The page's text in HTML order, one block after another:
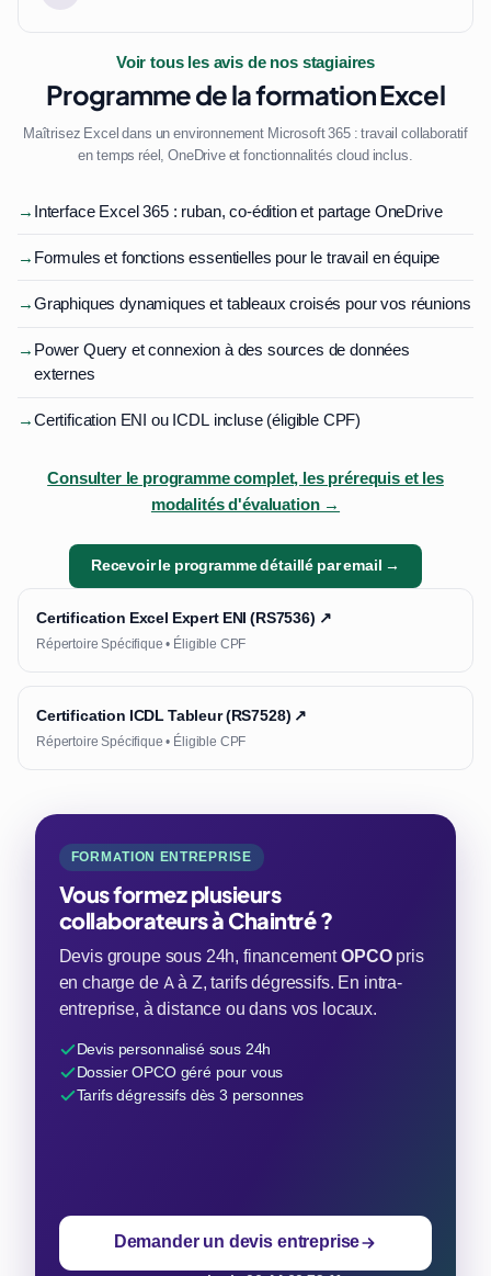
Voir tous les avis de nos stagiaires
Programme de la formation Excel
Maîtrisez Excel dans un environnement Microsoft 365 : travail collaboratif
en temps réel, OneDrive et fonctionnalités cloud inclus.
→ Interface Excel 365 : ruban, co-édition et partage OneDrive
→ Formules et fonctions essentielles pour le travail en équipe
→Graphiques dynamiques et tableaux croisés pour vos réunions
→ Power Query et connexion à des sources de données
externes
→Certification ENI ou ICDL incluse (éligible CPF)
Consulter le programme complet, les prérequis et les
modalités d'évaluation →
Recevoir le programme détaillé par email →
Certification Excel Expert ENI (RS7536) ↗
Répertoire Spécifique • Éligible CPF
Certification ICDL Tableur (RS7528) ↗
Répertoire Spécifique • Éligible CPF
FORMATION ENTREPRISE
Vous formez plusieurs
collaborateurs à Chaintré ?
Devis groupe sous 24h, financementOPCOpris
en charge de A à Z, tarifs dégressifs. En intra-
entreprise, à distance ou dans vos locaux.
Devis personnalisé sous 24h
Dossier OPCO géré pour vous
Tarifs dégressifs dès 3 personnes
Demander un devis entreprise